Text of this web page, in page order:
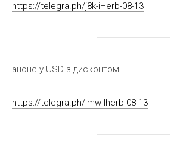
https://telegra.ph/j8k-iHerb-08-13
анонс у USD з дисконтом
https://telegra.ph/lmw-Iherb-08-13